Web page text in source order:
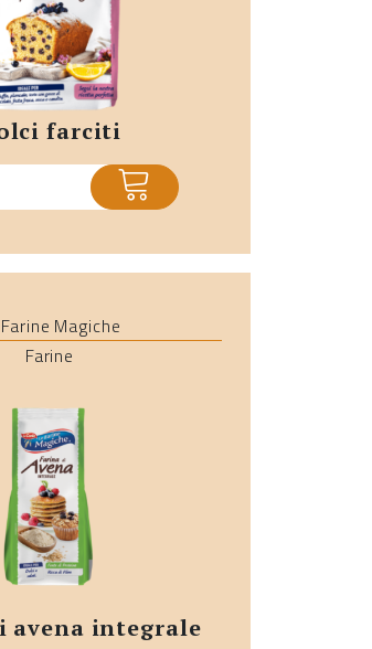
farciti
ACQUISTA
Magiche
Farine
avena integrale